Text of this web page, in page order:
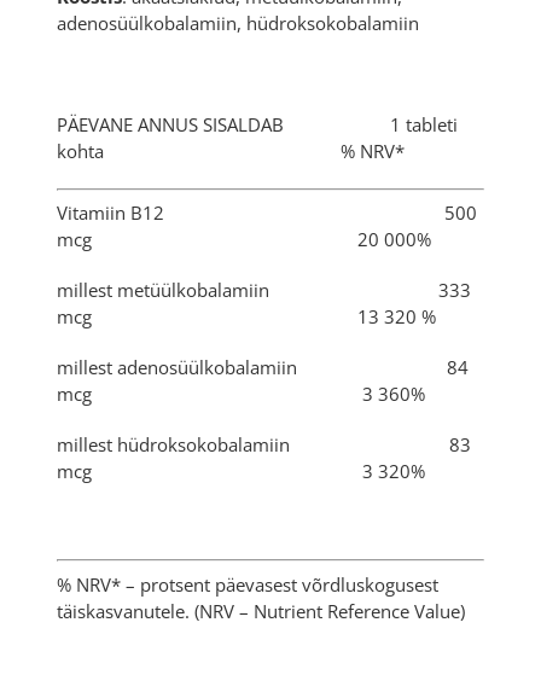
adenosüülkobalamiin, hüdroksokobalamiin
PÄEVANE ANNUS SISALDAB 1 tableti
kohta % NRV*
Vitamiin B12 500
mcg 20 000%
millest metüülkobalamiin 333
mcg 13 320 %
millest adenosüülkobalamiin 84
mcg 3 360%
millest hüdroksokobalamiin 83
mcg 3 320%
% NRV* – protsent päevasest võrdluskogusest
täiskasvanutele. (NRV – Nutrient Reference Value)